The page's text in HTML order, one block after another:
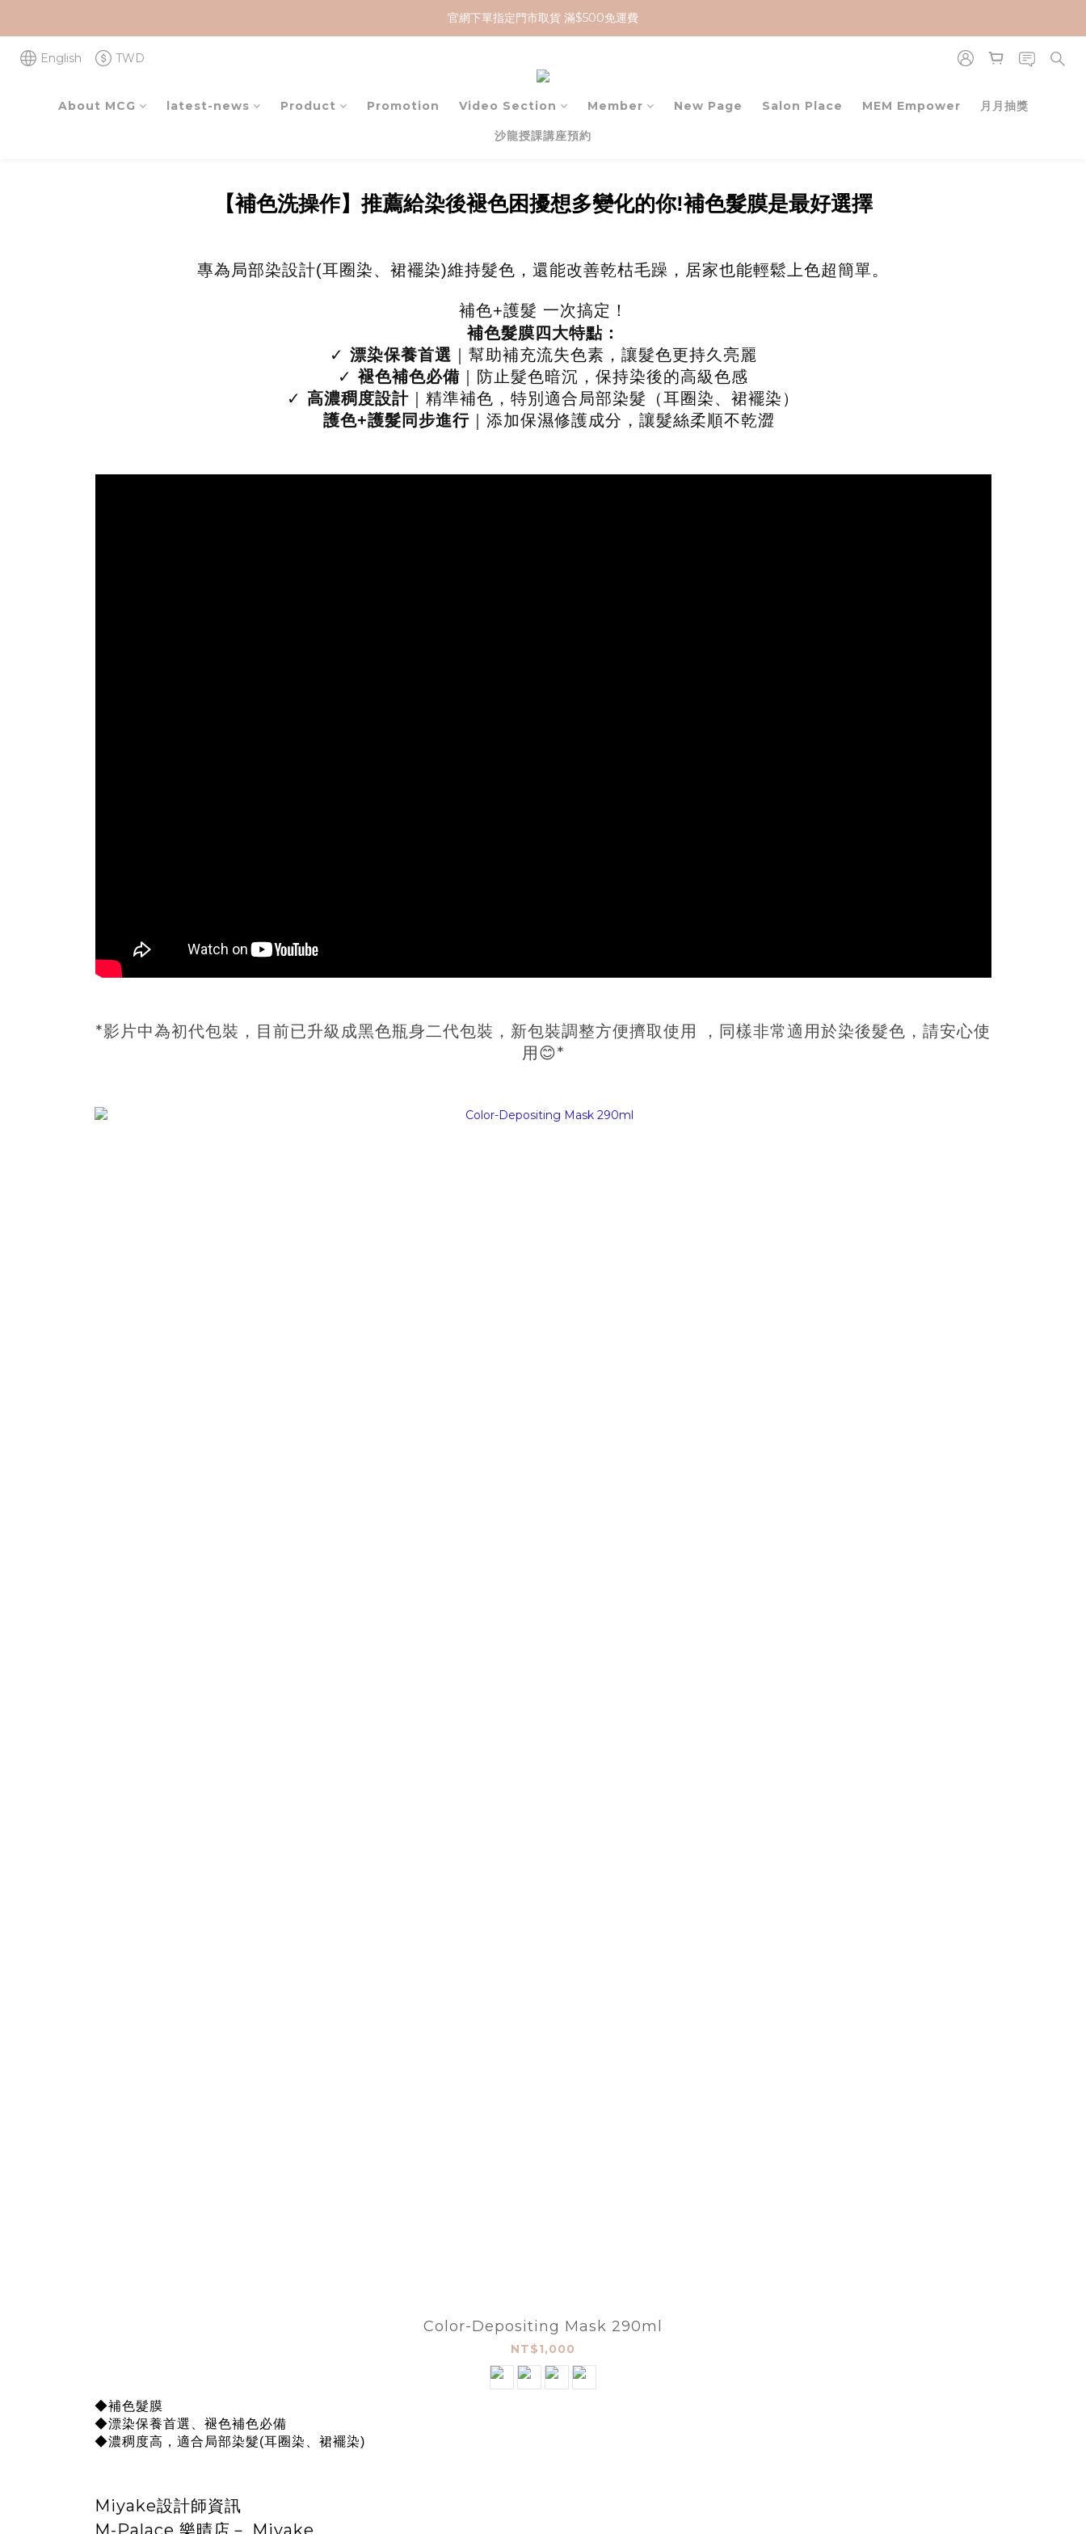
加入 MCG 會員｜即贈 $100 購物金
加入 MCG 會員｜即贈 $100 購物金
加入 MCG 會員｜即贈 $100 購物金
English TWD
About MCG latest-news Product Promotion Video Section Member New Page Salon Place MEM Empower 月月抽獎
沙龍授課講座預約
【補色洗操作】推薦給染後褪色困擾想多變化的你!補色髮膜是最好選擇
專為局部染設計(耳圈染、裙襬染)維持髮色，還能改善乾枯毛躁，居家也能輕鬆上色超簡單。
補色+護髮 一次搞定！
補色髮膜四大特點：
✓ 漂染保養首選 ｜幫助補充流失色素，讓髮色更持久亮麗
✓ 褪色補色必備 ｜防止髮色暗沉，保持染後的高級色感
✓ 高濃稠度設計 ｜精準補色，特別適合局部染髮 （耳圈染、裙襬染）
護色+護髮同步進行｜添加保濕修護成分，讓髮絲柔順不乾澀
*影片中為初代包裝，目前已升級成黑色瓶身二代包裝，新包裝調整方便擠取使用 ，同樣非常適用於染後髮色，請安心使
用😊*
Color-Depositing Mask 290ml
NT$1,000
◆補色髮膜
◆漂染保養首選、褪色補色必備
◆濃稠度高，適合局部染髮(耳圈染、裙襬染)
Miyake設計師資訊
M-Palace 樂晴店－ Miyake